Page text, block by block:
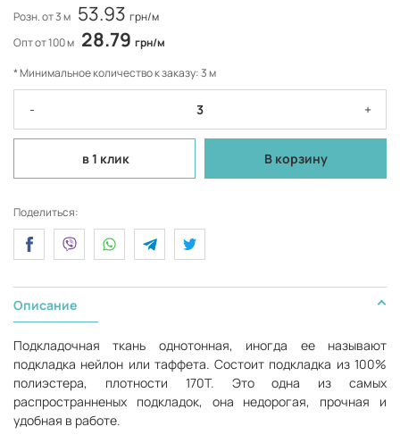
Розн. от 3 м 53.93 грн/м
Опт от 100 м 28.79 грн/м
* Минимальное количество к заказу: 3 м
- +
в 1 клик В корзину
Поделиться:
Описание
Подкладочная ткань однотонная, иногда ее называют
подкладка нейлон или таффета. Состоит подкладка из 100%
полиэстера, плотности 170Т. Это одна из самых
распространненых подкладок, она недорогая, прочная и
удобная в работе.